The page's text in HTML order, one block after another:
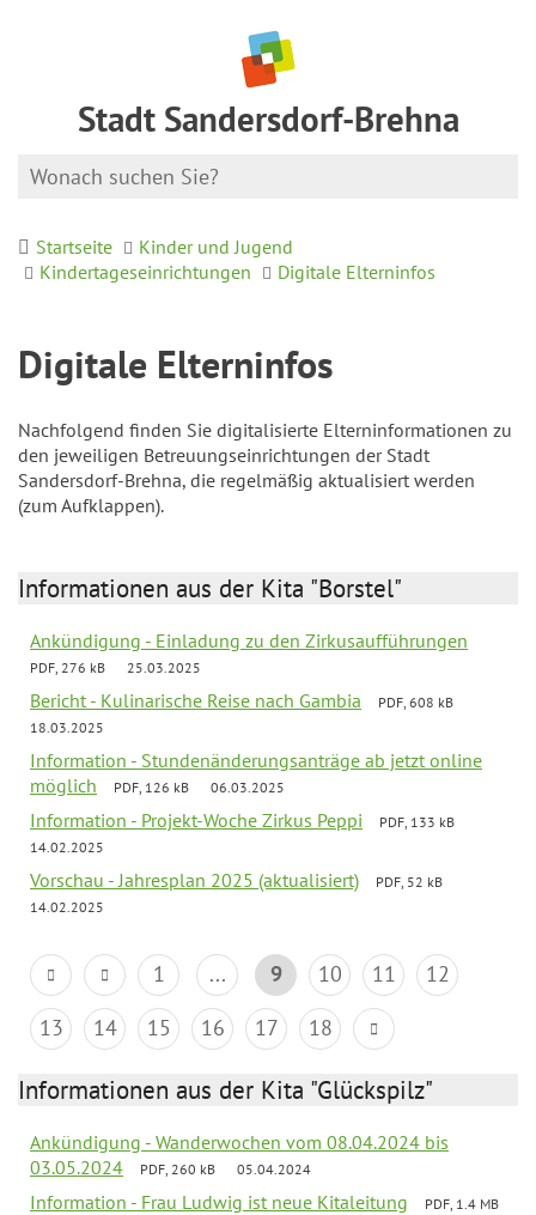
Stadt Sandersdorf-Brehna
Startseite
Kinder und Jugend
Kindertageseinrichtungen
Digitale Elterninfos
Digitale Elterninfos
Nachfolgend finden Sie digitalisierte Elterninformationen zu
den jeweiligen Betreuungseinrichtungen der Stadt
Sandersdorf-Brehna, die regelmäßig aktualisiert werden
(zum Aufklappen).
Informationen aus der Kita "Borstel"
Ankündigung - Einladung zu den Zirkusaufführungen
PDF, 276 kB 25.03.2025
Bericht - Kulinarische Reise nach Gambia
PDF, 608 kB
18.03.2025
Information - Stundenänderungsanträge ab jetzt online
möglich
PDF, 126 kB 06.03.2025
Information - Projekt-Woche Zirkus Peppi
PDF, 133 kB
14.02.2025
Vorschau - Jahresplan 2025 (aktualisiert)
PDF, 52 kB
14.02.2025
1 ... 9 10 11
12
13
14 15 16 17 18
Informationen aus der Kita "Glückspilz"
Ankündigung - Wanderwochen vom 08.04.2024 bis
03.05.2024
PDF, 260 kB 05.04.2024
Information - Frau Ludwig ist neue Kitaleitung
PDF, 1.4 MB